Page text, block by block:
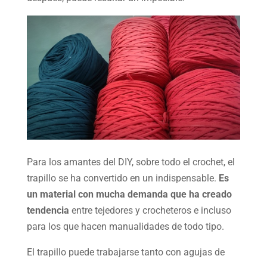
Para los amantes del DIY, sobre todo el crochet, el
trapillo se ha convertido en un indispensable. Es
un material con mucha demanda que ha creado
tendencia entre tejedores y crocheteros e incluso
para los que hacen manualidades de todo tipo.
El trapillo puede trabajarse tanto con agujas de